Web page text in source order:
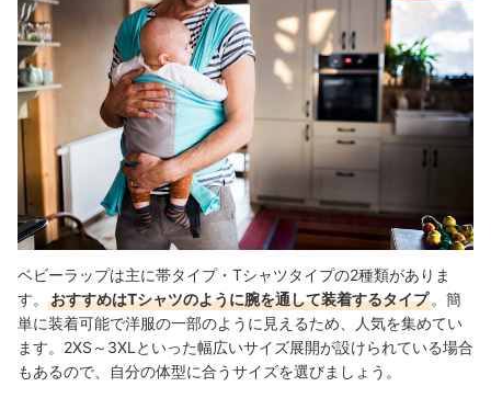
ベビーラップは主に帯タイプ・Tシャツタイプの2種類がありま
す。
おすすめはTシャツのように腕を通して装着するタイプ 。簡
単に装着可能で洋服の一部のように見えるため、人気を集めてい
ます。2XS～3XLといった幅広いサイズ展開が設けられている場合
もあるので、自分の体型に合うサイズを選びましょう。